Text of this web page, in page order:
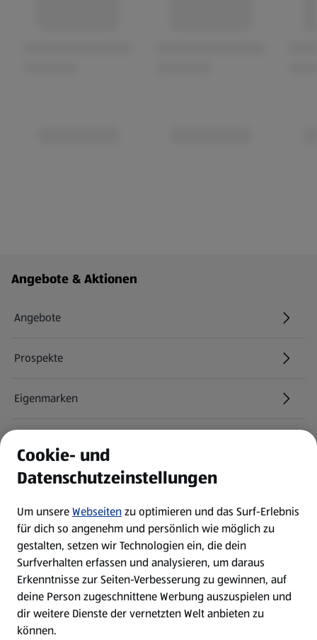
Fußzeilenmenü - weitere Links
Angebote & Aktionen
Angebote
Prospekte
Eigenmarken
Newsletter
WhatsApp
Über ALDI SÜD
Filialen
Cookie- und
Datenschutzeinstellungen
Um unsereWebseitenzu optimieren und das Surf-Erlebnis
für dich so angenehm und persönlich wie möglich zu
gestalten, setzen wir Technologien ein, die dein
Surfverhalten erfassen und analysieren, um daraus
Erkenntnisse zur Seiten-Verbesserung zu gewinnen, auf
deine Person zugeschnittene Werbung auszuspielen und
dir weitere Dienste der vernetzten Welt anbieten zu
können.